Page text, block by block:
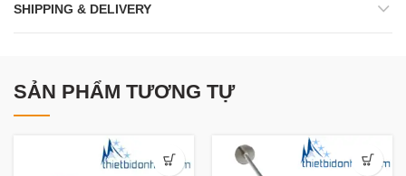
SHIPPING & DELIVERY
SẢN PHẨM TƯƠNG TỰ